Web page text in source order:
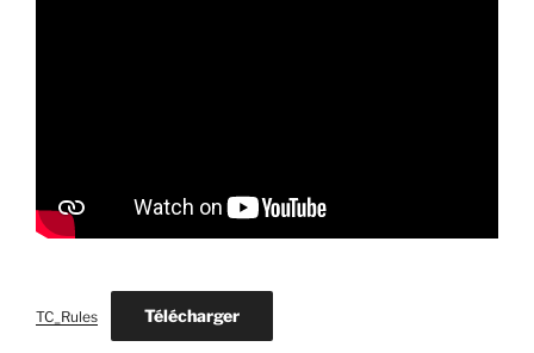
TC_Rules Télécharger